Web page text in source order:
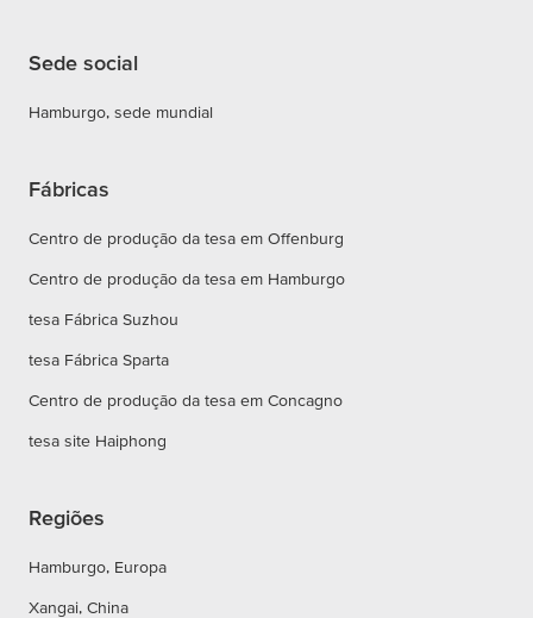
Sede social
Hamburgo, sede mundial
Fábricas
Centro de produção da tesa em Offenburg
Centro de produção da tesa em Hamburgo
tesa Fábrica Suzhou
tesa Fábrica Sparta
Centro de produção da tesa em Concagno
tesa site Haiphong
Regiões
Hamburgo, Europa
Xangai, China